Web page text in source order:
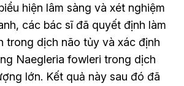
hiện lâm sàng và xét nghiệm
các bác sĩ đã quyết định làm
trong dịch não tủy và xác định
Naegleria fowleri trong dịch
lớn. Kết quả này sau đó đã